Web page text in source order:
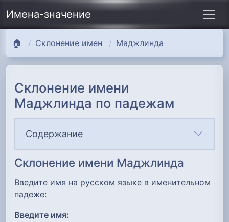
Имена-значение
🏠 Склонение имен Маджлинда
Склонение имени
Маджлинда по падежам
Содержание
Склонение имени Маджлинда
Введите имя на русском языке в именительном
падеже:
Введите имя: